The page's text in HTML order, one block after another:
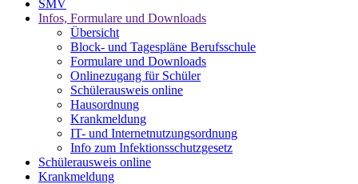
SMV
Infos, Formulare und Downloads
Übersicht
Block- und Tagespläne Berufsschule
Formulare und Downloads
Onlinezugang für Schüler
Schülerausweis online
Hausordnung
Krankmeldung
IT- und Internetnutzungsordnung
Info zum Infektionsschutzgesetz
Schülerausweis online
Krankmeldung